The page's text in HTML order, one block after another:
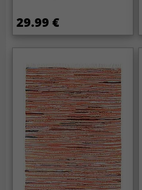
29.99 €